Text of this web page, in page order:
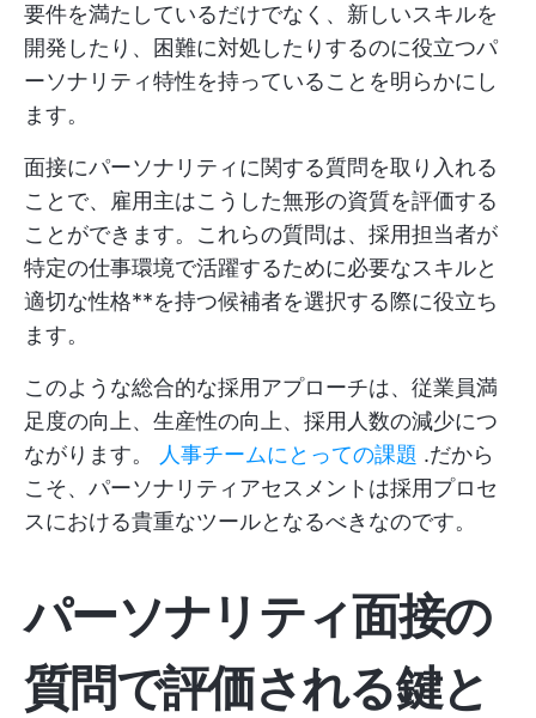
要件を満たしているだけでなく、新しいスキルを
開発したり、困難に対処したりするのに役立つパ
ーソナリティ特性を持っていることを明らかにし
ます。
面接にパーソナリティに関する質問を取り入れる
ことで、雇用主はこうした無形の資質を評価する
ことができます。これらの質問は、採用担当者が
特定の仕事環境で活躍するために必要なスキルと
適切な性格**を持つ候補者を選択する際に役立ち
ます。
このような総合的な採用アプローチは、従業員満
足度の向上、生産性の向上、採用人数の減少につ
ながります。
人事チームにとっての課題 .だから
こそ、パーソナリティアセスメントは採用プロセ
スにおける貴重なツールとなるべきなのです。
パーソナリティ面接の
質問で評価される鍵と